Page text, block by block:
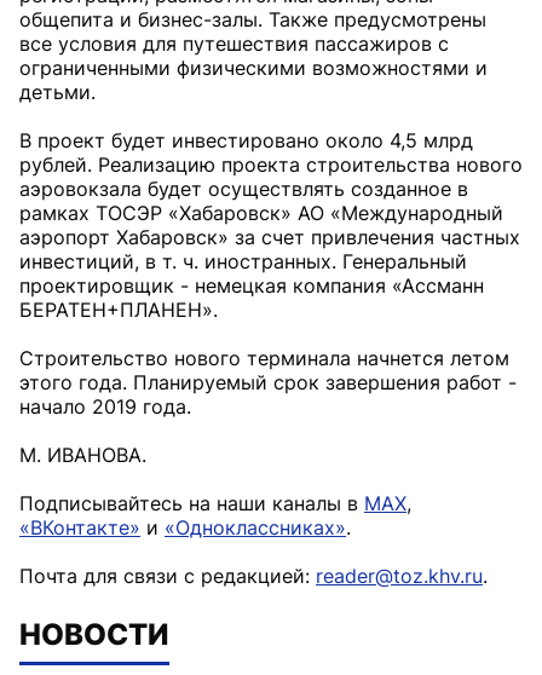
общепита и бизнес-залы. Также предусмотрены
все условия для путешествия пассажиров с
ограниченными физическими возможностями и
детьми.
В проект будет инвестировано около 4,5 млрд
рублей. Реализацию проекта строительства нового
аэровокзала будет осуществлять созданное в
рамках ТОСЭР «Хабаровск» АО «Международный
аэропорт Хабаровск» за счет привлечения частных
инвестиций, в т. ч. иностранных. Генеральный
проектировщик - немецкая компания «Ассманн
БЕРАТЕН+ПЛАНЕН».
Строительство нового терминала начнется летом
этого года. Планируемый срок завершения работ -
начало 2019 года.
М. ИВАНОВА.
Подписывайтесь на наши каналы в MAX,
«ВКонтакте» и «Одноклассниках».
Почта для связи с редакцией: reader@toz.khv.ru.
НОВОСТИ